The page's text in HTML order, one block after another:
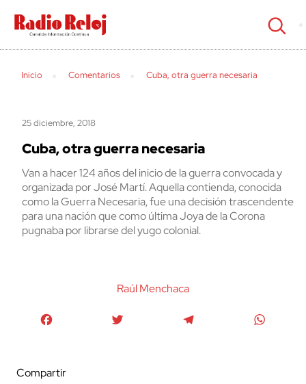
cerrar
Inicio Comentarios Cuba, otra guerra necesaria
25 diciembre, 2018
Cuba, otra guerra necesaria
Van a hacer 124 años del inicio de la guerra convocada y
organizada por José Martí. Aquella contienda, conocida
como la Guerra Necesaria, fue una decisión trascendente
para una nación que como última Joya de la Corona
pugnaba por librarse del yugo colonial.
Raúl Menchaca
Compartir